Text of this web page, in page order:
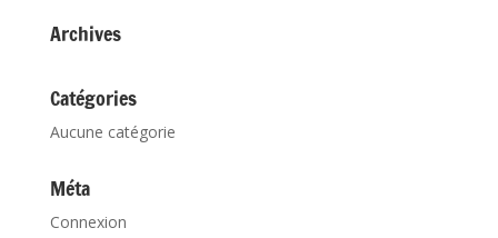
Archives
Catégories
Aucune catégorie
Méta
Connexion